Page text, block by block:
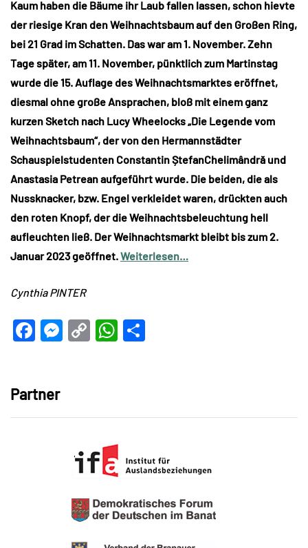
Kaum haben die Bäume ihr Laub fallen lassen, schon hievte
der riesige Kran den Weihnachtsbaum auf den Großen Ring,
bei 21 Grad im Schatten. Das war am 1. November. Zehn
Tage später, am 11. November, pünktlich zum Martinstag
wurde die 15. Auflage des Weihnachtsmarktes eröffnet,
diesmal ohne große Ansprachen, bloß mit einem ganz
kurzen Sketch nach Lucy Wheelocks „Die Legende vom
Weihnachtsbaum“, der von den Hermannstädter
Schauspielstudenten Constantin ȘtefanChelimândră und
Anastasia Petrean aufgeführt wurde. Die beiden, die als
Nussknacker, bzw. Engel verkleidet waren, drückten auch
den roten Knopf, der die Weihnachtsbeleuchtung hell
aufleuchten ließ. Der Weihnachtsmarkt bleibt bis zum 2.
Januar 2023 geöffnet.Weiterlesen…
Cynthia PINTER
Facebook
Messenger
CopyWhatsApp
Partner